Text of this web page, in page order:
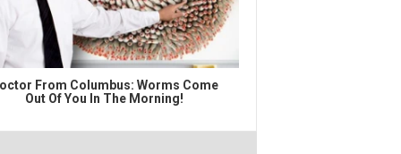
From Columbus: Worms Come
Out Of You In The Morning!